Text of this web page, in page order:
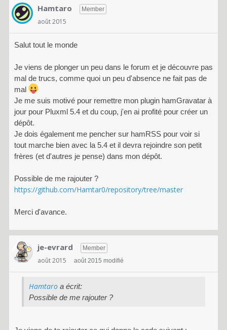
Hamtaro Member
août 2015
Salut tout le monde
Je viens de plonger un peu dans le forum et je découvre pas
mal de trucs, comme quoi un peu d'absence ne fait pas de
mal
Je me suis motivé pour remettre mon plugin hamGravatar à
jour pour Pluxml 5.4 et du coup, j'en ai profité pour créer un
dépôt.
Je dois également me pencher sur hamRSS pour voir si
tout marche bien avec la 5.4 et il devra rejoindre son petit
frères (et d'autres je pense) dans mon dépôt.
Possible de me rajouter ?
https://github.com/Hamtar0/repository/tree/master
Merci d'avance.
je-evrard Member
août 2015 août 2015 modifié
Hamtaro a écrit:
Possible de me rajouter ?